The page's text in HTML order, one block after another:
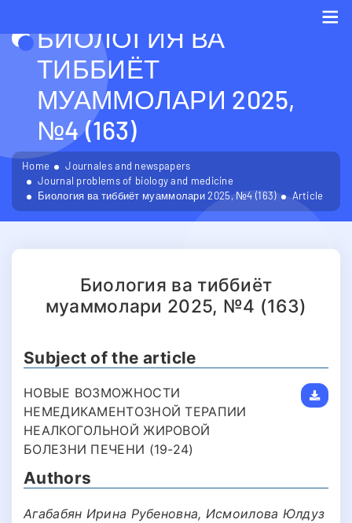
БИОЛОГИЯ ВА
ТИББИЁТ
МУАММОЛАРИ 2025,
№4 (163)
Home
Journales and newspapers
Journal problems of biology and medicine
Биология ва тиббиёт муаммолари 2025, №4 (163)
Article
Биология ва тиббиёт
муаммолари 2025, №4 (163)
Subject of the article
НОВЫЕ ВОЗМОЖНОСТИ
НЕМЕДИКАМЕНТОЗНОЙ ТЕРАПИИ
НЕАЛКОГОЛЬНОЙ ЖИРОВОЙ
БОЛЕЗНИ ПЕЧЕНИ (19-24)
Authors
Aгабабян Ирина Рубеновна, Исмоилова Юлдуз